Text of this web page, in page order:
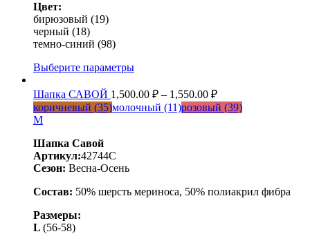
Цвет:
бирюзовый (19)
черный (18)
темно-синий (98)
Выберите параметры
Шапка САВОЙ 1,500.00 ₽ – 1,550.00 ₽
коричневый (35)молочный (11)розовый (39)
M
Шапка Савой
Артикул:42744C
Сезон: Весна-Осень
Состав: 50% шерсть мериноса, 50% полиакрил фибра
Размеры:
L (56-58)